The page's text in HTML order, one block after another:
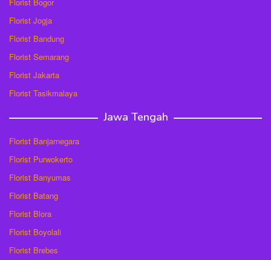
Florist Jogja
Florist Bandung
Florist Semarang
Florist Jakarta
Florist Tasikmalaya
Jawa Tengah
Florist Banjarnegara
Florist Purwokerto
Florist Banyumas
Florist Batang
Florist Blora
Florist Boyolali
Florist Brebes